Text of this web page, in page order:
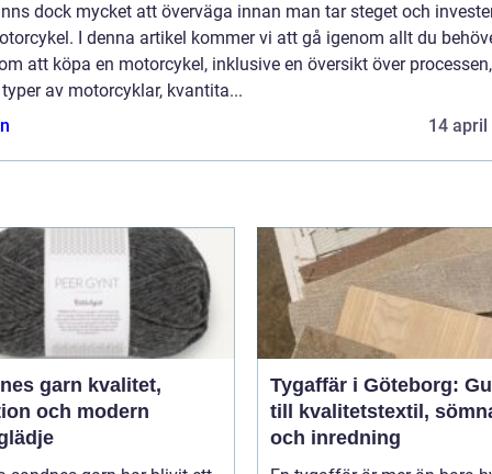
dock mycket att överväga innan man tar steget och
I denna artikel kommer vi att gå igenom allt du
att köpa en motorcykel, inklusive en översikt över processen,
av motorcyklar, kvantita...
14 april
garn kvalitet,
och modern
Tygaffär i Göteborg:
till kvalitetstextil,
och inredning